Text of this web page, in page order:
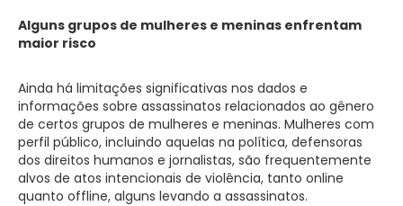
Alguns grupos de mulheres e meninas enfrentam
maior risco
Ainda há limitações significativas nos dados e
informações sobre assassinatos relacionados ao gênero
de certos grupos de mulheres e meninas. Mulheres com
perfil público, incluindo aquelas na política, defensoras
dos direitos humanos e jornalistas, são frequentemente
alvos de atos intencionais de violência, tanto online
quanto offline, alguns levando a assassinatos.